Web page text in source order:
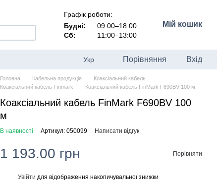
Графік роботи:
Будні:
09:00–18:00
Сб:
11:00–13:00
Мій кошик
Укр Порівняння Вхід
Головна Кабельна продукція
Коаксіальний кабель
Коаксіальний кабель Finmark
Коаксіальний кабель FinMark F690BV 100 м
Коаксіальний кабель FinMark F690BV 100
м
В наявності Артикул: 050099 Написати відгук
1 193.00 грн Порівняти
Увійти для відображення накопичувальної знижки